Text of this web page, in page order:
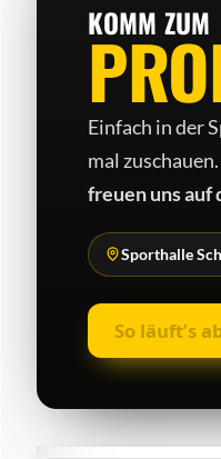
KOMM ZUM
Einfach in der
mal
freuen uns auf
Sporthalle
So läuft’s